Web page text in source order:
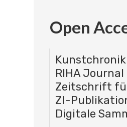
Open
Kunstchronik
RIHA Journal
Zeitschrift
ZI-
Digitale